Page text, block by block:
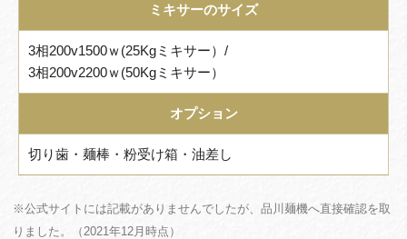
ミキサーのサイズ
3相200v1500ｗ(25Kgミキサー）/
3相200v2200ｗ(50Kgミキサー）
オプション
切り歯・麺棒・粉受け箱・油差し
※公式サイトには記載がありませんでしたが、品川麺機へ直接確認を取
りました。（2021年12月時点）